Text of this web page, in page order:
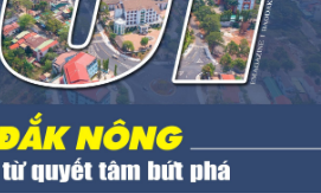
Hủy Gửi